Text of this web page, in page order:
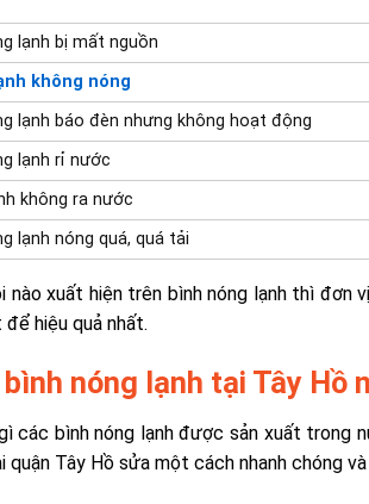
lạnh bị mất nguồn
không nóng
lạnh báo đèn nhưng không hoạt động
lạnh rỉ nước
không ra nước
lạnh nóng quá,quá tải
nào xuất hiện trên bình nóng lạnh thì đơn
hiệu quả nhất.
nóng lạnh tại Tây Hồ
các bình nóng lạnh được sản xuất
quận Tây Hồ sửa một cách nhanh chóng